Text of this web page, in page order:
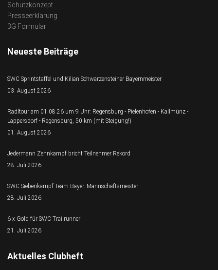
Schutzkonzept
Presseerklärung
3G Formular
Neueste Beiträge
SWC Sprintstaffel und Kilian Schwarzensteiner Bayernmeister
03. August 2026
Radltour am 01.08.26 um 9 Uhr: Regensburg - Pielenhofen - Kallmünz -
Lappersdorf - Regensburg, 50 km (mit Steigung!)
01. August 2026
Jedermann Zehnkampf bricht Teilnehmer Rekord
28. Juli 2026
SWC Siebenkampf Team Bayer. Mannschaftsmeister
28. Juli 2026
6 x Gold für SWC Trailrunner
21. Juli 2026
Aktuelles Clubheft